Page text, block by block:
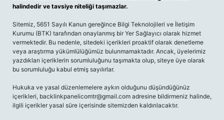
halindedir ve tavsiye niteliği taşımazlar.
Sitemiz, 5651 Sayılı Kanun gereğince Bilgi Teknolojileri ve İletişim
Kurumu (BTK) tarafından onaylanmış bir Yer Sağlayıcı olarak hizmet
vermektedir. Bu nedenle, sitedeki içerikleri proaktif olarak denetleme
veya araştırma yükümlülüğümüz bulunmamaktadır. Ancak, üyelerimiz
yazdıkları içeriklerin sorumluluğunu taşımakta olup, siteye üye olarak
bu sorumluluğu kabul etmiş sayılırlar.
Hukuka ve yasal düzenlemelere aykırı olduğunu düşündüğünüz
içerikleri, backlinkpanelicomtr@gmail.com adresine bildirmeniz halinde,
ilgili içerikler yasal süre içerisinde sitemizden kaldırılacaktır.